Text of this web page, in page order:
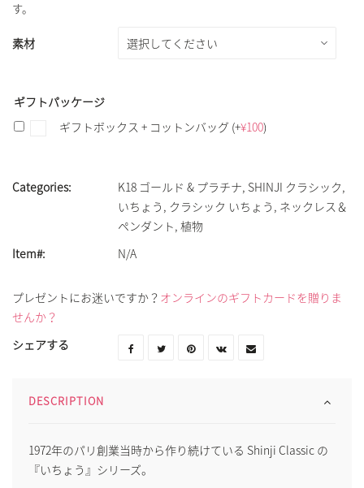
す。
素材
ギフトパッケージ
ギフトボックス + コットンバッグ (+¥100)
Categories: K18 ゴールド & プラチナ, SHINJI クラシック,
いちょう , クラシック いちょう , ネックレス＆
ペンダント, 植物
Item#:
N/A
プレゼントにお迷いですか？ オンラインのギフトカードを贈りま
せんか？
シェアする
DESCRIPTION
1972年のパリ創業当時から作り続けている Shinji Classic の
『いちょう』シリーズ。